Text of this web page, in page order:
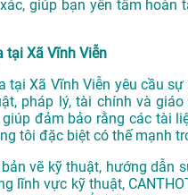
giúp bạn yên tâm
tại Xã Vĩnh Viễn
tại Xã Vĩnh Viễn yêu cầu
pháp lý, tài chính và
đảm bảo rằng các tài
tôi đặc biệt có thế mạnh
vẽ kỹ thuật, hướng dẫn
lĩnh vực kỹ thuật,